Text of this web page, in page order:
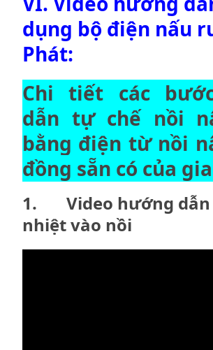
dụng bộ điện nấu
Phát:
Chi tiết các
dẫn tự chế nồi
bằng điện từ nồi
đồng sẵn có của
1. Video hướng dẫn
nhiệt vào nồi